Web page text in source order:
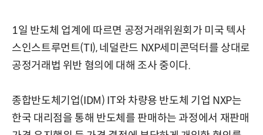
1일 반도체 업계에 따르면 공정거래위원회가 미국 텍사
스인스트루먼트(TI), 네덜란드 NXP세미콘덕터를 상대로
공정거래법 위반 혐의에 대해 조사 중이다.
종합반도체기업(IDM) IT와 차량용 반도체 기업 NXP는
한국 대리점을 통해 반도체를 판매하는 과정에서 재판매